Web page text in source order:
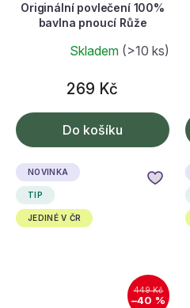
Originální povlečení 100%
bavlna pnoucí Růže
Skladem (>10 ks)
269 Kč
Do košíku
NOVINKA
TIP
JEDINÉ V ČR
449 Kč
–40 %